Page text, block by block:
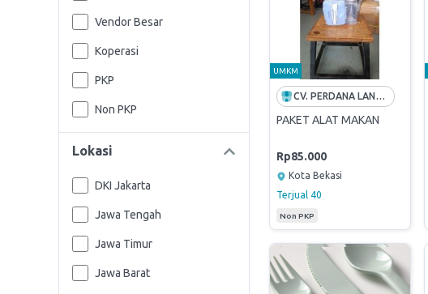
Vendor Besar
Koperasi
PKP
Non PKP
Lokasi
DKI Jakarta
Jawa Tengah
Jawa Timur
Jawa Barat
UMKM
CV. PERDANA LANGGENG SEJAHTERA
PAKET ALAT MAKAN
Rp85.000
Kota Bekasi
Terjual 40
Non PKP